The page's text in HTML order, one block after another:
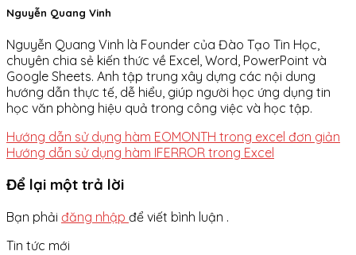
Nguyễn Quang Vinh
Nguyễn Quang Vinh là Founder của Đào Tạo Tin Học,
chuyên chia sẻ kiến thức về Excel, Word, PowerPoint và
Google Sheets. Anh tập trung xây dựng các nội dung
hướng dẫn thực tế, dễ hiểu, giúp người học ứng dụng tin
học văn phòng hiệu quả trong công việc và học tập.
Hướng dẫn sử dụng hàm EOMONTH trong excel đơn giản
Hướng dẫn sử dụng hàm IFERROR trong Excel
Để lại một trả lời
Bạn phải đăng nhập để viết bình luận .
Tin tức mới